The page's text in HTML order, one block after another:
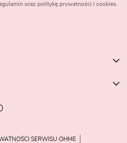
oraz politykę prywatności i cookies.
SERWISU OHME